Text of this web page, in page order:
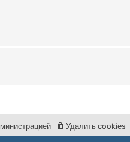
Удалить cookies
министрацией